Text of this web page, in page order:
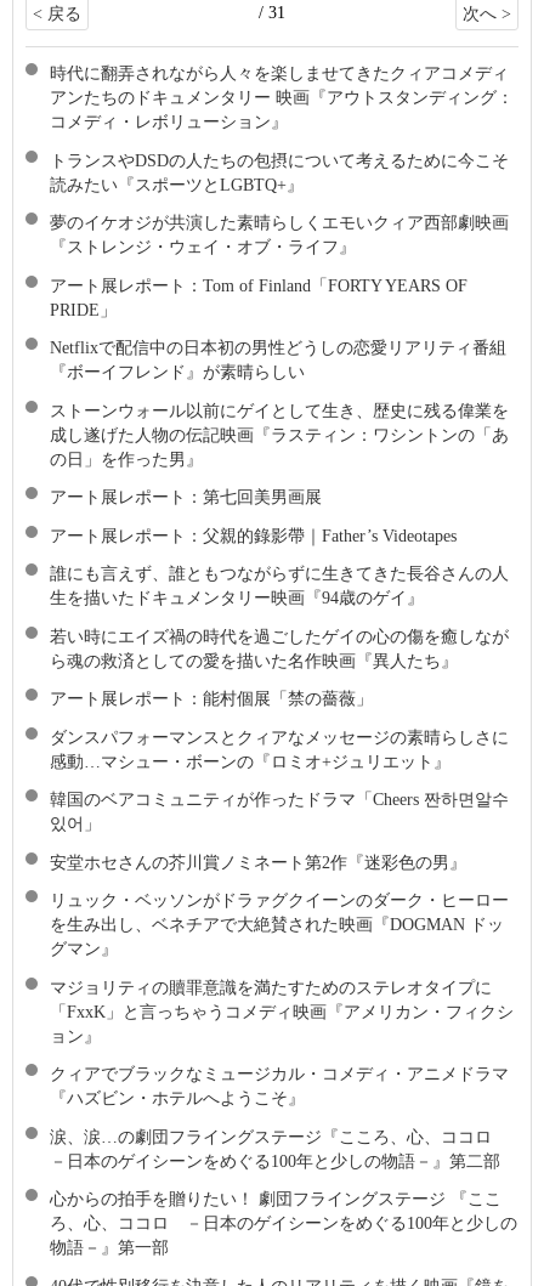
< 戻る / 31 次へ >
時代に翻弄されながら人々を楽しませてきたクィアコメディ
アンたちのドキュメンタリー 映画『アウトスタンディング：
コメディ・レボリューション』
トランスやDSDの人たちの包摂について考えるために今こそ
読みたい『スポーツとLGBTQ+』
夢のイケオジが共演した素晴らしくエモいクィア西部劇映画
『ストレンジ・ウェイ・オブ・ライフ』
アート展レポート：Tom of Finland「FORTY YEARS OF
PRIDE」
Netflixで配信中の日本初の男性どうしの恋愛リアリティ番組
『ボーイフレンド』が素晴らしい
ストーンウォール以前にゲイとして生き、歴史に残る偉業を
成し遂げた人物の伝記映画『ラスティン：ワシントンの「あ
の日」を作った男』
アート展レポート：第七回美男画展
アート展レポート：父親的錄影帶｜Father’s Videotapes
誰にも言えず、誰ともつながらずに生きてきた長谷さんの人
生を描いたドキュメンタリー映画『94歳のゲイ』
若い時にエイズ禍の時代を過ごしたゲイの心の傷を癒しなが
ら魂の救済としての愛を描いた名作映画『異人たち』
アート展レポート：能村個展「禁の薔薇」
ダンスパフォーマンスとクィアなメッセージの素晴らしさに
感動…マシュー・ボーンの『ロミオ+ジュリエット』
韓国のベアコミュニティが作ったドラマ「Cheers 짠하면알수
있어」
安堂ホセさんの芥川賞ノミネート第2作『迷彩色の男』
リュック・ベッソンがドラァグクイーンのダーク・ヒーロー
を生み出し、ベネチアで大絶賛された映画『DOGMAN ドッ
グマン』
マジョリティの贖罪意識を満たすためのステレオタイプに
「FxxK」と言っちゃうコメディ映画『アメリカン・フィクシ
ョン』
クィアでブラックなミュージカル・コメディ・アニメドラマ
『ハズビン・ホテルへようこそ』
涙、涙…の劇団フライングステージ『こころ、心、ココロ
－日本のゲイシーンをめぐる100年と少しの物語－』第二部
心からの拍手を贈りたい！ 劇団フライングステージ 『ここ
ろ、心、ココロ －日本のゲイシーンをめぐる100年と少しの
物語－』第一部